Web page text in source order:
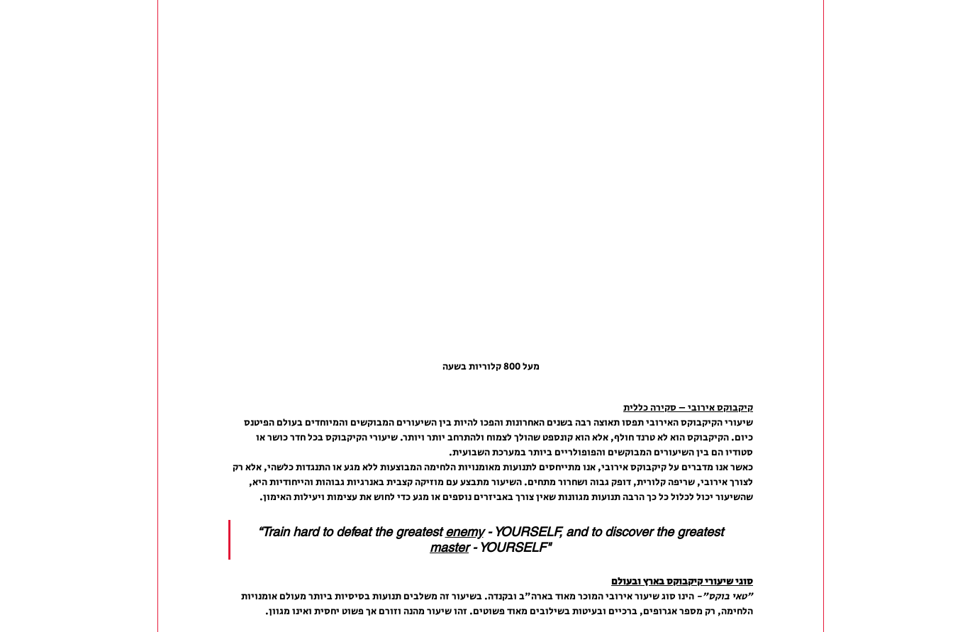
מעל 800 קלוריות בשעה
קיקבוקס אירובי – סקירה כללית
שיעורי הקיקבוקס האירובי תפסו תאוצה רבה בשנים האחרונות והפכו להיות בין השיעורים המבוקשים והמיוחדים בעולם הפיטנס
כיום. הקיקבוקס הוא לא טרנד חולף, אלא הוא קונספט שהולך לצמוח ולהתרחב יותר ויותר. שיעורי הקיקבוקס בכל חדר כושר או
סטודיו הם בין השיעורים המבוקשים והפופולריים ביותר במערכת השבועית.
כאשר אנו מדברים על קיקבוקס אירובי, אנו מתייחסים לתנועות מאומנויות הלחימה המבוצעות ללא מגע או התנגדות כלשהי, אלא רק
לצורך אירובי, שריפה קלורית, דופק גבוה ושחרור מתחים. השיעור מתבצע עם מוזיקה קצבית באנרגיות גבוהות והייחודיות היא,
שהשיעור יכול לכלול כל כך הרבה תנועות מגוונות שאין צורך באביזרים נוספים או מגע כדי לחוש את עצימות ויעילות האימון.
“Train hard to defeat the greatest enemy - YOURSELF, and to discover the greatest
master - YOURSELF"
סוגי שיעורי קיקבוקס בארץ ובעולם
"טאי בוקס"- הינו סוג שיעור אירובי המוכר מאוד בארה"ב ובקנדה. בשיעור זה משלבים תנועות בסיסיות ביותר מעולם אומנויות
הלחימה, רק מספר אגרופים, ברכיים ובעיטות בשילובים מאוד פשוטים. זהו שיעור מהנה וזורם אך פשוט יחסית ואינו מגוון.